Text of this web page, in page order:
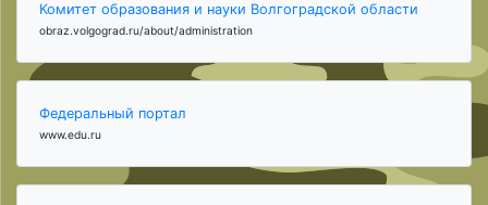
Комитет образования и науки Волгоградской области
obraz.volgograd.ru/about/administration
Федеральный портал
www.edu.ru